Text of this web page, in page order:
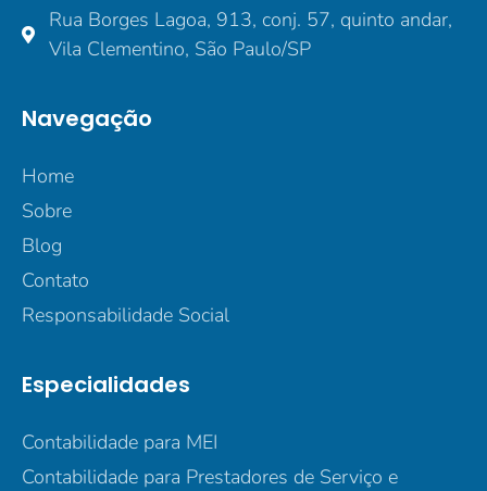
Rua Borges Lagoa, 913, conj. 57, quinto andar,
Vila Clementino, São Paulo/SP
Navegação
Home
Sobre
Blog
Contato
Responsabilidade Social
Especialidades
Contabilidade para MEI
Contabilidade para Prestadores de Serviço e